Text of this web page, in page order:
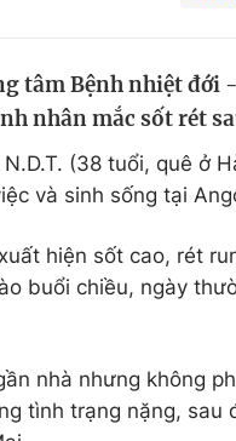
Tuyển sinh
Học trực
tâm Bệnh nhiệt đới
nhân mắc sốt rét
(38 tuổi, quê ở
và sinh sống tại
hiện sốt cao, rét
buổi chiều, ngày
nhà nhưng không
tình trạng nặng, sau